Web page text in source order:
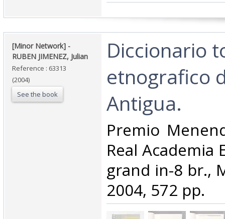
‎[Minor Network] - ‎
‎RUBEN JIMENEZ, Julian‎
Reference : 63313
(2004)
See the book
‎Diccionario
etnografico
Antigua.‎
‎Premio
Real Academia
grand in-8 br.,
2004, 572 pp.‎